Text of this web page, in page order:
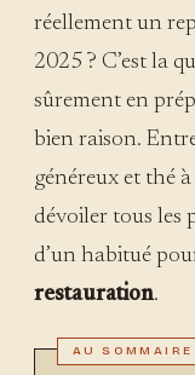
réellement un
2025 ? C’est la
sûrement en
bien raison.
généreux et thé
dévoiler tous les
d’un habitué
restauration.